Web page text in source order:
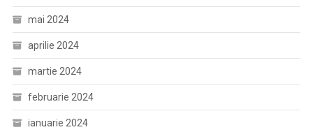
mai 2024
aprilie 2024
martie 2024
februarie 2024
ianuarie 2024